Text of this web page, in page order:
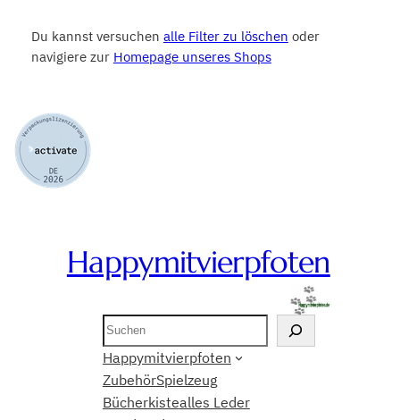
Du kannst versuchen alle Filter zu löschen oder
navigiere zur Homepage unseres Shops
Happymitvierpfoten
Suchen
Happymitvierpfoten
ZubehörSpielzeug
Bücherkistealles Leder